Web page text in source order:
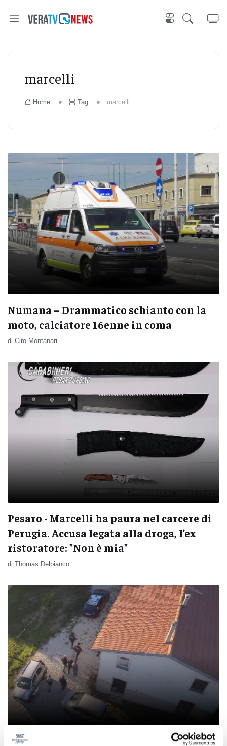
marcelli
Home Tag marcelli
Numana – Drammatico schianto con la
moto, calciatore 16enne in coma
di Ciro Montanari
Pesaro - Marcelli ha paura nel carcere di
Perugia. Accusa legata alla droga, l’ex
ristoratore: "Non è mia"
di Thomas Delbianco
Pesaro - Marcelli catturato in Umbria, si